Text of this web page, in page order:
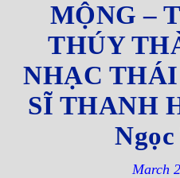
MỘNG –
THÚY
NHẠC
SĨ THANH
March